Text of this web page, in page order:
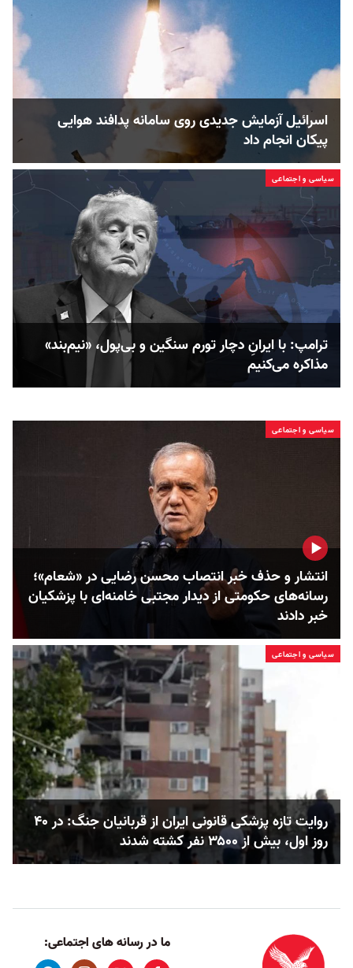
اسرائیل آزمایش جدیدی روی سامانه پدافند هوایی
پیکان انجام داد
سیاسی و اجتماعی
ترامپ: با ایرانِ دچار تورم سنگین و بی‌پول، «نیم‌بند»
مذاکره می‌کنیم
سیاسی و اجتماعی
انتشار و حذف خبر انتصاب محسن رضایی در «شعام»؛
رسانه‌های حکومتی از دیدار مجتبی خامنه‌ای با پزشکیان
خبر دادند
سیاسی و اجتماعی
روایت تازه پزشکی قانونی ایران از قربانیان جنگ: در ۴۰
روز اول، بیش از ۳۵۰۰ نفر کشته شدند
ما در رسانه های اجتماعی: